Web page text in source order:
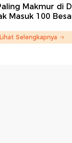
Makmur di
Masuk 100
Lihat Selengkapnya